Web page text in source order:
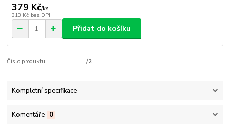
379 Kč/ks
313 Kč bez DPH
Přidat do košíku
Číslo produktu: /2
Kompletní specifikace
Komentáře 0